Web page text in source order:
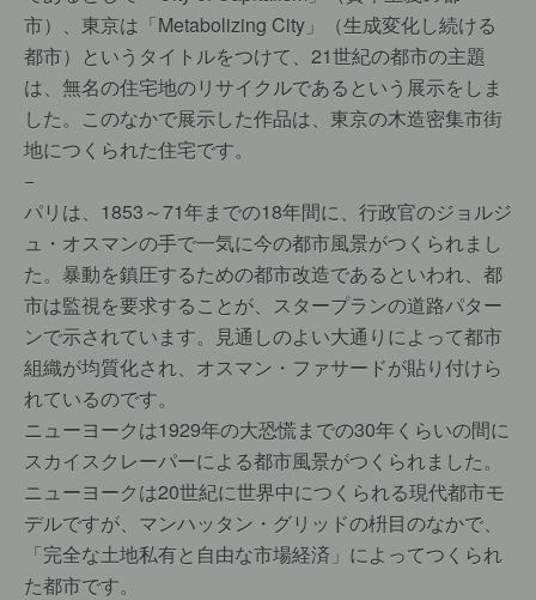
市）、東京は「Metabolizing City」（生成変化し続ける
都市）というタイトルをつけて、21世紀の都市の主題
は、無名の住宅地のリサイクルであるという展示をしま
した。このなかで展示した作品は、東京の木造密集市街
地につくられた住宅です。
−
パリは、1853～71年までの18年間に、行政官のジョルジ
ュ・オスマンの手で一気に今の都市風景がつくられまし
た。暴動を鎮圧するための都市改造であるといわれ、都
市は監視を要求することが、スタープランの道路パター
ンで示されています。見通しのよい大通りによって都市
組織が均質化され、オスマン・ファサードが貼り付けら
れているのです。
ニューヨークは1929年の大恐慌までの30年くらいの間に
スカイスクレーパーによる都市風景がつくられました。
ニューヨークは20世紀に世界中につくられる現代都市モ
デルですが、マンハッタン・グリッドの枡目のなかで、
「完全な土地私有と自由な市場経済」によってつくられ
た都市です。